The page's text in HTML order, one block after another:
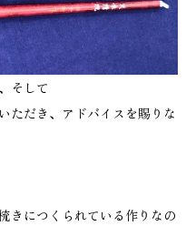
そして
ただき、アドバイスを賜りな
きにつくられている作りなの